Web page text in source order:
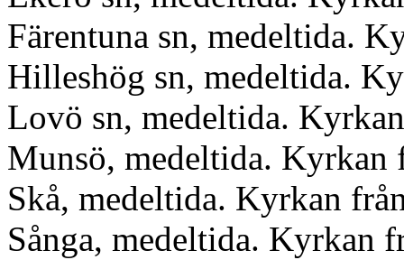
Färentuna sn, medeltida.
Hilleshög sn, medeltida.
Lovö sn, medeltida.
Munsö, medeltida. Kyrkan
Skå, medeltida. Kyrkan
Sånga, medeltida. Kyrkan